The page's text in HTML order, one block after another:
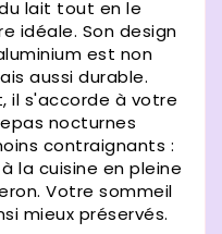
lait tout en le
idéale. Son design
est non
aussi durable.
il s'accorde à votre
nocturnes
contraignants :
la cuisine en pleine
Votre sommeil
mieux préservés.